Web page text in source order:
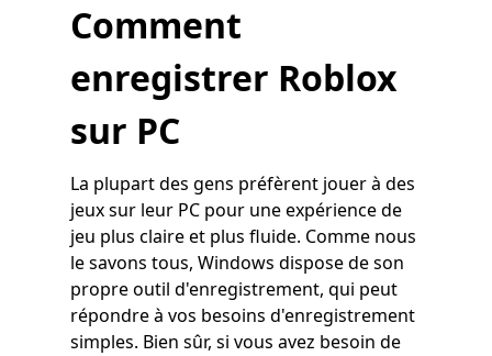
Comment
enregistrer Roblox
sur PC
La plupart des gens préfèrent jouer à des
jeux sur leur PC pour une expérience de
jeu plus claire et plus fluide. Comme nous
le savons tous, Windows dispose de son
propre outil d'enregistrement, qui peut
répondre à vos besoins d'enregistrement
simples. Bien sûr, si vous avez besoin de